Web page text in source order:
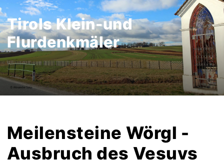
Tirols Klein-und
Flurdenkmäler
Meilensteine Wörgl -
Ausbruch des Vesuvs